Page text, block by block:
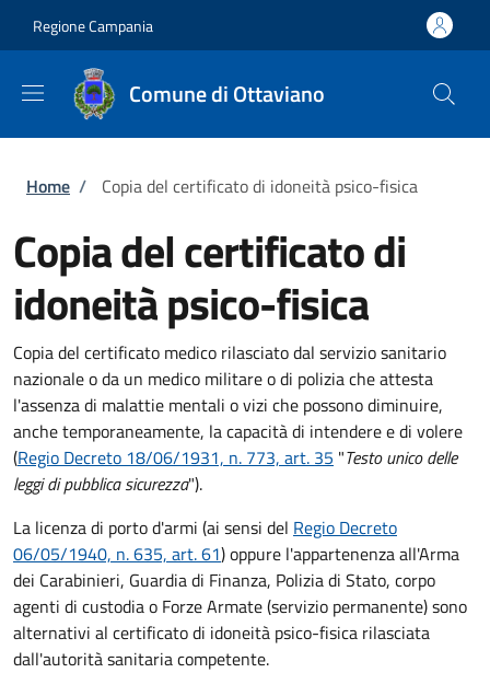
Regione Campania
Comune di Ottaviano
Briciole di pane
Home / Copia del certificato di idoneità psico-fisica
Copia del certificato di
idoneità psico-fisica
Copia del certificato medico rilasciato dal servizio sanitario
nazionale o da un medico militare o di polizia che attesta
l'assenza di malattie mentali o vizi che possono diminuire,
anche temporaneamente, la capacità di intendere e di volere
(Regio Decreto 18/06/1931, n. 773, art. 35 "Testo unico delle
leggi di pubblica sicurezza").
La licenza di porto d'armi (ai sensi del Regio Decreto
06/05/1940, n. 635, art. 61) oppure l'appartenenza all'Arma
dei Carabinieri, Guardia di Finanza, Polizia di Stato, corpo
agenti di custodia o Forze Armate (servizio permanente) sono
alternativi al certificato di idoneità psico-fisica rilasciata
dall'autorità sanitaria competente.